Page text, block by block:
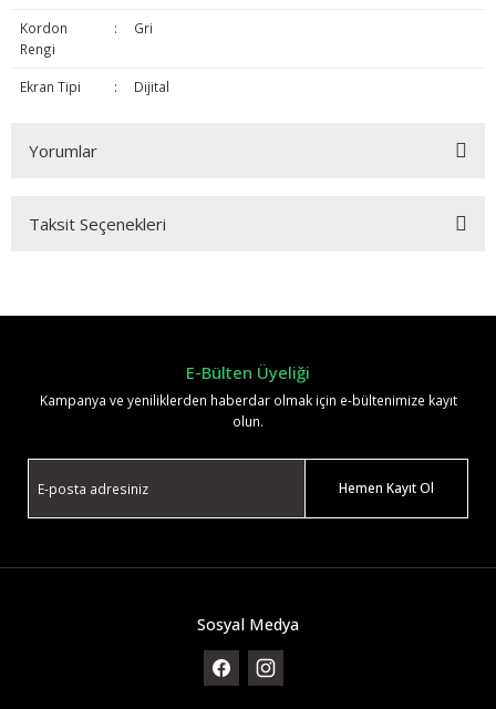
Kordon
Rengi
: Gri
Ekran Tipi : Dijital
Yorumlar
Taksit Seçenekleri
E-Bülten Üyeliği
Kampanya ve yeniliklerden haberdar olmak için e-bültenimize kayıt
olun.
Hemen Kayıt Ol
Sosyal Medya